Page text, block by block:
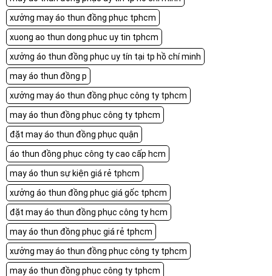
xưởng may áo thun đồng phục tphcm
xuong ao thun dong phuc uy tin tphcm
xưởng áo thun đồng phục uy tín tại tp hồ chí minh
may áo thun đồng p
xưởng may áo thun đồng phục công ty tphcm
may áo thun đồng phục công ty tphcm
đặt may áo thun đồng phục quận
áo thun đồng phục công ty cao cấp hcm
may áo thun sự kiện giá rẻ tphcm
xưởng áo thun đồng phục giá gốc tphcm
đặt may áo thun đồng phục công ty hcm
may áo thun đồng phục giá rẻ tphcm
xưởng may áo thun đồng phục công ty tphcm
may áo thun đồng phục công ty tphcm